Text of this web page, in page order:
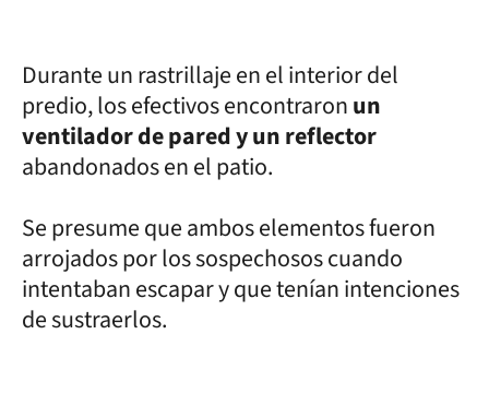
Durante un rastrillaje en el interior del
predio, los efectivos encontraronun
ventilador de pared y un reflector
abandonados en el patio.
Se presume que ambos elementos fueron
arrojados por los sospechosos cuando
intentaban escapar y que tenían intenciones
de sustraerlos.